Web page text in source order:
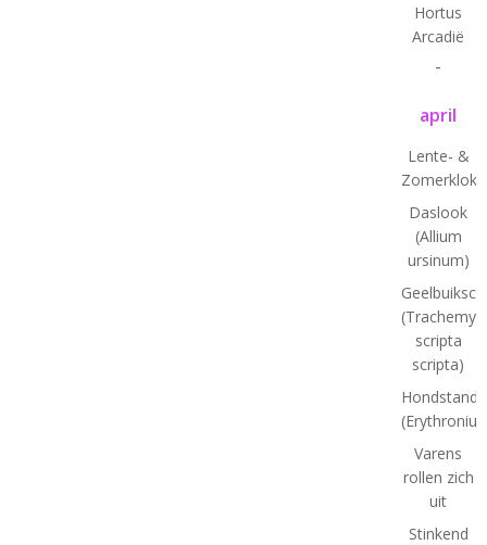
Hortus
Arcadië
-
april
Lente- &
Daslook
(Allium
ursinum)
(Trachemys
scripta
scripta)
Hondstand
Varens
rollen zich
uit
Stinkend